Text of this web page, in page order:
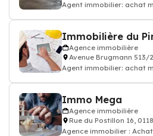
Agent immobilier: achat
Immobilière du
Agence immobilière
Avenue Brugmann 513/
Agent immobilier: achat
Immo Mega
Agence immobilière
Rue du Postillon 16,
Agence immobilier :